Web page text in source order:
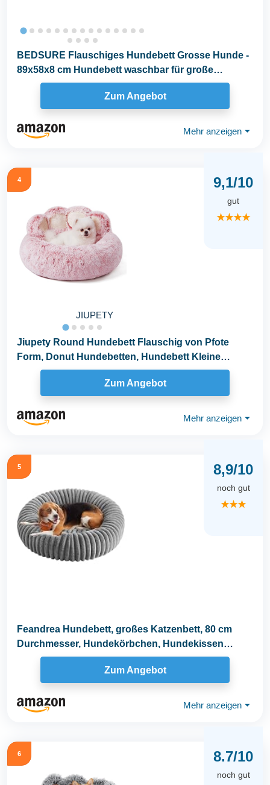
BEDSURE Flauschiges Hundebett Grosse Hunde -
89x58x8 cm Hundebett waschbar für große
Hunde...
Zum Angebot
Mehr anzeigen ⏷
4
JIUPETY
9,1/10
gut
★★★★
Jiupety Round Hundebett Flauschig von Pfote
Form, Donut Hundebetten, Hundebett Kleine
Hunde Größe...
Zum Angebot
Mehr anzeigen ⏷
5 8,9/10
noch gut
★★★
Feandrea Hundebett, großes Katzenbett, 80 cm
Durchmesser, Hundekörbchen, Hundekissen
waschbar...
Zum Angebot
Mehr anzeigen ⏷
6 8.7/10
noch gut